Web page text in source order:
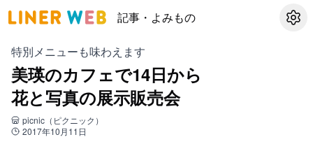
記事・よみもの 設定
特別メニューも味わえます
美瑛のカフェで14日から
花と写真の展示販売会
picnic（ピクニック）
2017年10月11日